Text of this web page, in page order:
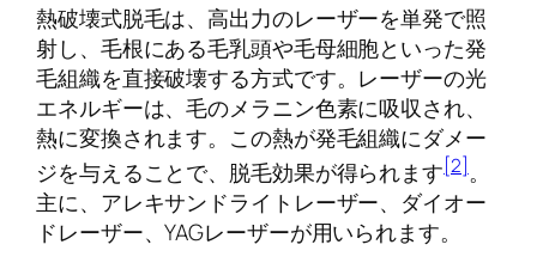
熱破壊式脱毛は、高出力のレーザーを単発で照
射し、毛根にある毛乳頭や毛母細胞といった発
毛組織を直接破壊する方式です。レーザーの光
エネルギーは、毛のメラニン色素に吸収され、
熱に変換されます。この熱が発毛組織にダメー
ジを与えることで、脱毛効果が得られます[2]。
主に、アレキサンドライトレーザー、ダイオー
ドレーザー、YAGレーザーが用いられます。